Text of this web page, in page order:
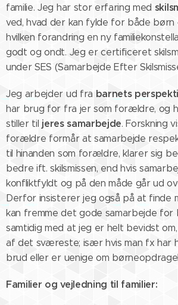
familie. Jeg har stor erfaring med
ved, hvad der kan fylde for både børn
hvilken forandring en ny
godt og ondt. Jeg er certificeret
under SES (Samarbejde Efter
Jeg arbejder ud fra barnets
har brug for fra jer som forældre, og
stiller til jeres samarbejde. Forskning
forældre formår at samarbejde
til hinanden som forældre, klarer sig
bedre ift. skilsmissen, end hvis
konfliktfyldt og på den måde går ud
Derfor insisterer jeg også på at finde
kan fremme det gode samarbejde for
samtidig med at jeg er helt bevidst
af det sværeste; især hvis man fx har
brud eller er uenige om
Familier og vejledning til familier: